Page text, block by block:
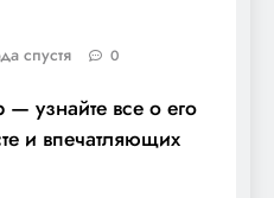
спустя 0
узнайте все о его
и впечатляющих